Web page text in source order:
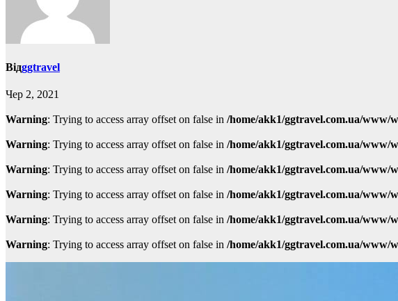
Відggtravel
Чер 2, 2021
Warning: Trying to access array offset on false in /home/akk1/ggtravel.com.ua/www/
Warning: Trying to access array offset on false in /home/akk1/ggtravel.com.ua/www/
Warning: Trying to access array offset on false in /home/akk1/ggtravel.com.ua/www/
Warning: Trying to access array offset on false in /home/akk1/ggtravel.com.ua/www/
Warning: Trying to access array offset on false in /home/akk1/ggtravel.com.ua/www/
Warning: Trying to access array offset on false in /home/akk1/ggtravel.com.ua/www/